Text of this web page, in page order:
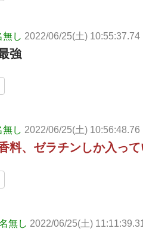
無し 2022/06/25(土)
強
無し 2022/06/25(土)
料、ゼラチンしか入っ
無し 2022/06/25(土)